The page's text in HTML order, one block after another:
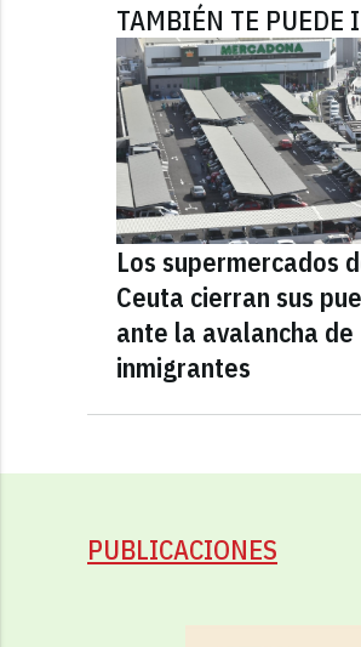
TAMBIÉN TE PUEDE
Los supermercados
Ceuta cierran sus
ante la avalancha de
inmigrantes
PUBLICACIONES